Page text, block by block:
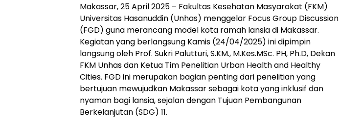
Makassar, 25 April 2025 – Fakultas Kesehatan Masyarakat (FKM)
Universitas Hasanuddin (Unhas) menggelar Focus Group Discussion
(FGD) guna merancang model kota ramah lansia di Makassar.
Kegiatan yang berlangsung Kamis (24/04/2025) ini dipimpin
langsung oleh Prof. Sukri Palutturi, S.KM., M.Kes.MSc. PH, Ph.D, Dekan
FKM Unhas dan Ketua Tim Penelitian Urban Health and Healthy
Cities. FGD ini merupakan bagian penting dari penelitian yang
bertujuan mewujudkan Makassar sebagai kota yang inklusif dan
nyaman bagi lansia, sejalan dengan Tujuan Pembangunan
Berkelanjutan (SDG) 11.